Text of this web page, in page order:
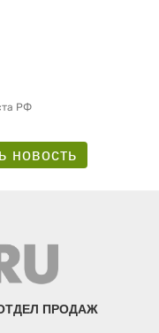
РФ
новость
ПРОДАЖ